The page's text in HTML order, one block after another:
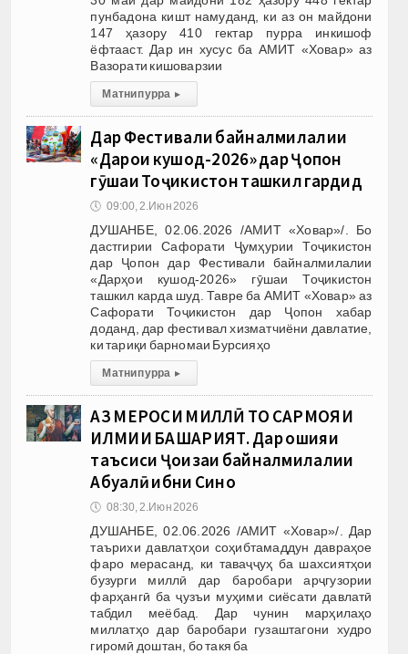
пунбадона кишт намуданд, ки аз он майдони
147 ҳазору 410 гектар пурра инкишоф
ёфтааст. Дар ин хусус ба АМИТ «Ховар» аз
Вазорати кишоварзии
Матни пурра ▸
Дар Фестивали байналмилалии
«Дарҳои кушод-2026» дар Ҷопон
гӯшаи Тоҷикистон ташкил гардид
🕔 09:00, 2.Июн 2026
ДУШАНБЕ, 02.06.2026 /АМИТ «Ховар»/. Бо
дастгирии Сафорати Ҷумҳурии Тоҷикистон
дар Ҷопон дар Фестивали байналмилалии
«Дарҳои кушод-2026» гӯшаи Тоҷикистон
ташкил карда шуд. Тавре ба АМИТ «Ховар» аз
Сафорати Тоҷикистон дар Ҷопон хабар
доданд, дар фестивал хизматчиёни давлатие,
ки тариқи барномаи Бурсияҳо
Матни пурра ▸
АЗ МЕРОСИ МИЛЛӢ ТО САРМОЯИ
ИЛМИИ БАШАРИЯТ. Дар ҳошияи
таъсиси Ҷоизаи байналмилалии
Абуалӣ ибни Сино
🕔 08:30, 2.Июн 2026
ДУШАНБЕ, 02.06.2026 /АМИТ «Ховар»/. Дар
таърихи давлатҳои соҳибтамаддун давраҳое
фаро мерасанд, ки таваҷҷуҳ ба шахсиятҳои
бузурги миллӣ дар баробари арҷгузории
фарҳангӣ ба ҷузъи муҳими сиёсати давлатӣ
табдил меёбад. Дар чунин марҳилаҳо
миллатҳо дар баробари гузаштагони худро
гиромӣ доштан, бо такя ба